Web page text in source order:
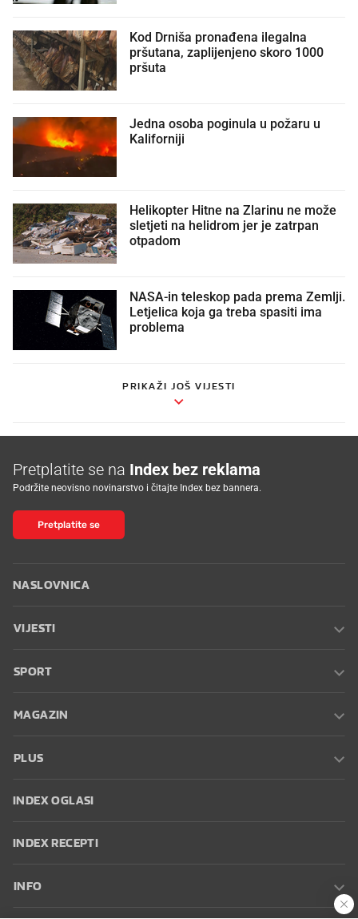
Kod Drniša pronađena ilegalna
pršutana, zaplijenjeno skoro 1000
pršuta
Jedna osoba poginula u požaru u
Kaliforniji
Helikopter Hitne na Zlarinu ne može
sletjeti na helidrom jer je zatrpan
otpadom
NASA-in teleskop pada prema Zemlji.
Letjelica koja ga treba spasiti ima
problema
PRIKAŽI JOŠ VIJESTI
Pretplatite se na Index bez reklama
Podržite neovisno novinarstvo i čitajte Index bez bannera.
Pretplatite se
NASLOVNICA
VIJESTI
SPORT
MAGAZIN
PLUS
INDEX OGLASI
INDEX RECEPTI
INFO